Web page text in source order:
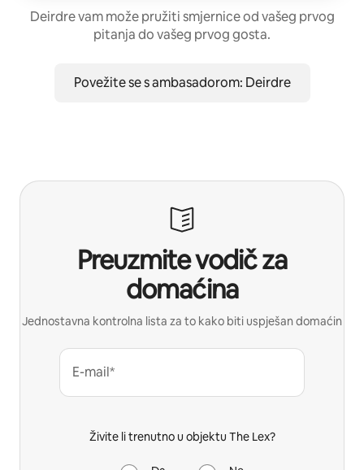
Deirdre vam može pružiti smjernice od vašeg prvog
pitanja do vašeg prvog gosta.
Povežite se s ambasadorom: Deirdre
Preuzmite vodič za
domaćina
Jednostavna kontrolna lista za to kako biti uspješan domaćin
E-mail*
Živite li trenutno u objektu The Lex?